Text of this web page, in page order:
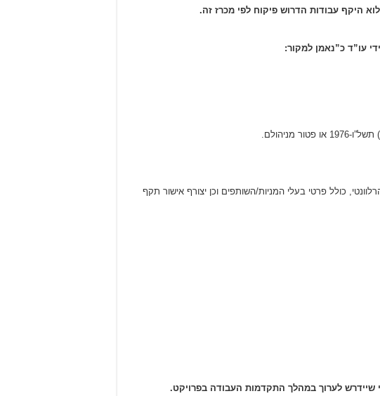
עו”ד כ”נאמן למקור:
מניהולם.
כולל פרטי בעלי המניות/השותפים וכן יצורף אישור תקף
שיידרש לערוך במהלך התקדמות העבודה בפרויקט.